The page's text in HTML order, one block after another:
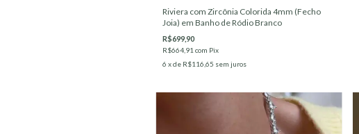
Riviera com Zircônia Colorida 4mm (Fecho
Joia) em Banho de Ródio Branco
R$699,90
R$664,91 com Pix
6 x de R$116,65 sem juros